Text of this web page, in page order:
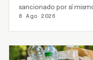
sancionado por sí
8 Ago 2026